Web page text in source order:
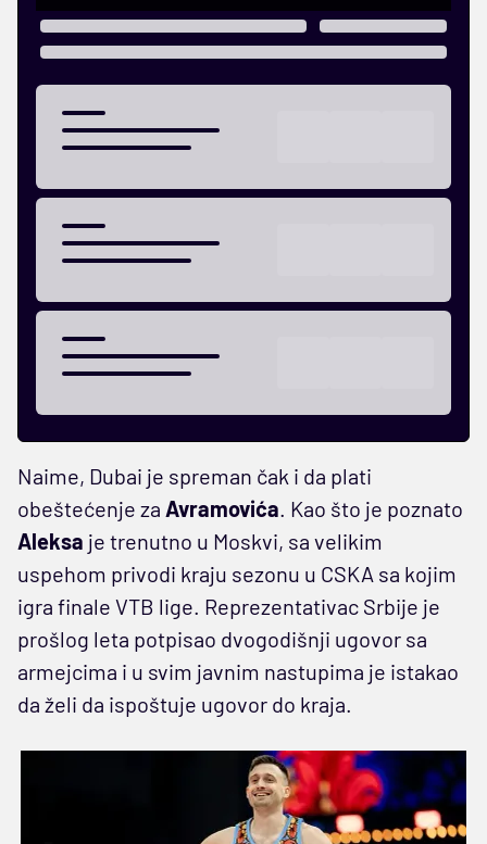
Naime, Dubai je spreman čak i da plati
obeštećenje za Avramovića . Kao što je poznato
Aleksa je trenutno u Moskvi, sa velikim
uspehom privodi kraju sezonu u CSKA sa kojim
igra finale VTB lige. Reprezentativac Srbije je
prošlog leta potpisao dvogodišnji ugovor sa
armejcima i u svim javnim nastupima je istakao
da želi da ispoštuje ugovor do kraja.